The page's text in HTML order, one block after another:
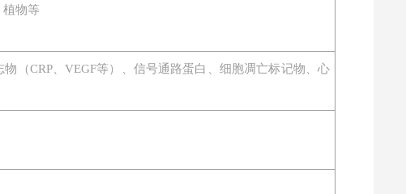
植物等
（CRP、VEGF等）、信号通路蛋白、细胞凋亡标记物、心